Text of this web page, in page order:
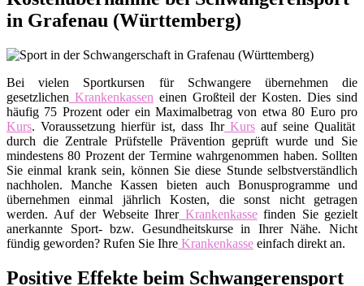
in Grafenau (Württemberg)
Bei vielen Sportkursen für Schwangere übernehmen die
gesetzlichen Krankenkassen einen Großteil der Kosten. Dies sind
häufig 75 Prozent oder ein Maximalbetrag von etwa 80 Euro pro
Kurs. Voraussetzung hierfür ist, dass IhrKursauf seine Qualität
durch die Zentrale Prüfstelle Prävention geprüft wurde und Sie
mindestens 80 Prozent der Termine wahrgenommen haben. Sollten
Sie einmal krank sein, können Sie diese Stunde selbstverständlich
nachholen. Manche Kassen bieten auch Bonusprogramme und
übernehmen einmal jährlich Kosten, die sonst nicht getragen
werden. Auf der Webseite IhrerKrankenkassefinden Sie gezielt
anerkannte Sport- bzw. Gesundheitskurse in Ihrer Nähe. Nicht
fündig geworden? Rufen Sie Ihre Krankenkasse einfach direkt an.
Positive Effekte beim Schwangerensport